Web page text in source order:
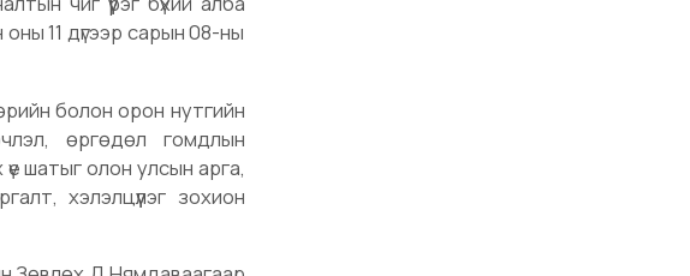
11 дүгээр сарын 08-ны
болон орон нутгийн
өргөдөл гомдлын
шатыг олон улсын арга,
хэлэлцүүлэг зохион